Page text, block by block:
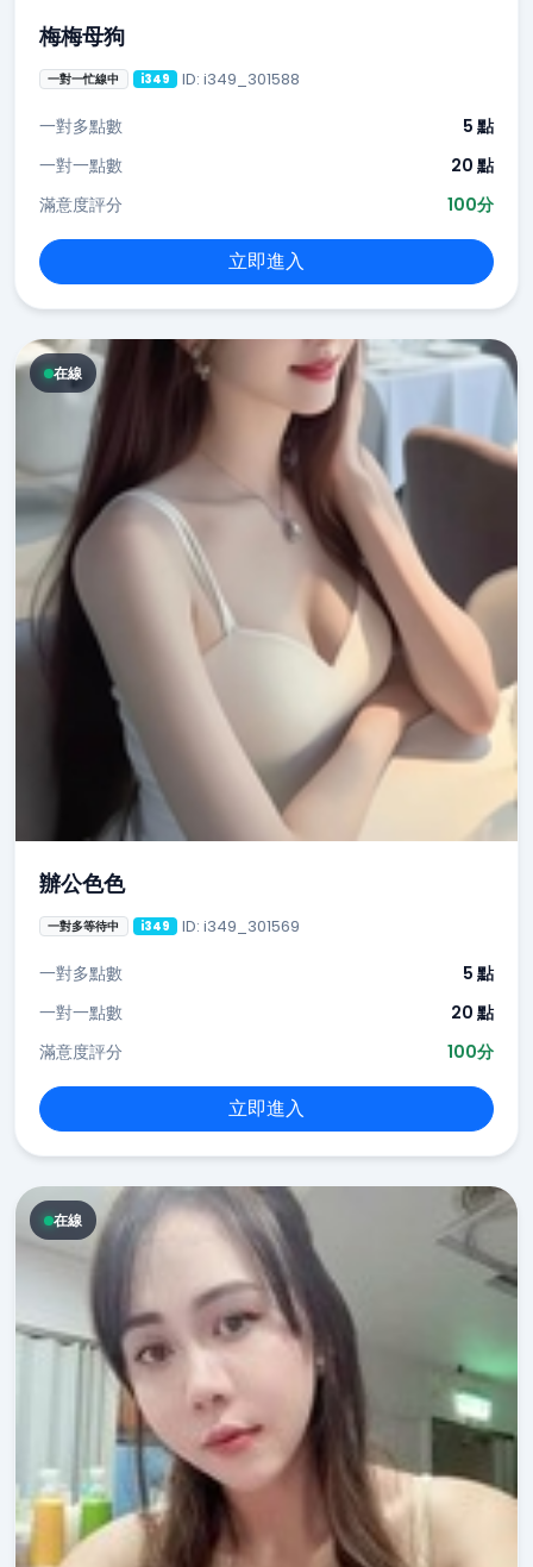
梅梅母狗
一對一忙線中 i349 ID: i349_301588
一對多點數
5 點
一對一點數
20 點
滿意度評分
100分
立即進入
在線
辦公色色
一對多等待中 i349 ID: i349_301569
一對多點數
5 點
一對一點數
20 點
滿意度評分
100分
立即進入
在線